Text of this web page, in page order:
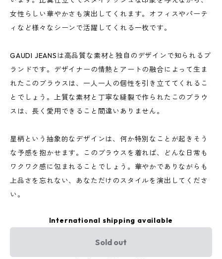
女性らしい華やかさも演出してくれます。オフィスやパーテ
ィなど様々なシーンで活躍してくれる一枚です。
GAUDI JEANSは高品質な素材と独自のデザインで知られるブ
ランドです。デザイナーの情熱とアートの融合によって生ま
れたこのブラウスは、一人一人の個性を引き立ててくれるこ
とでしょう。上質な素材と丁寧な縫製で作られたこのブラウ
スは、長く愛用できること間違いありません。
星柄という抽象的なデザインは、何か特別なことが起きそう
な予感を抱かせます。このブラウスを着れば、どんな日常も
ワクワク感に包まれることでしょう。華やかでありながらも
上品さを忘れない、あなただけのスタイルを演出してくださ
い。
International shipping available
Sold out